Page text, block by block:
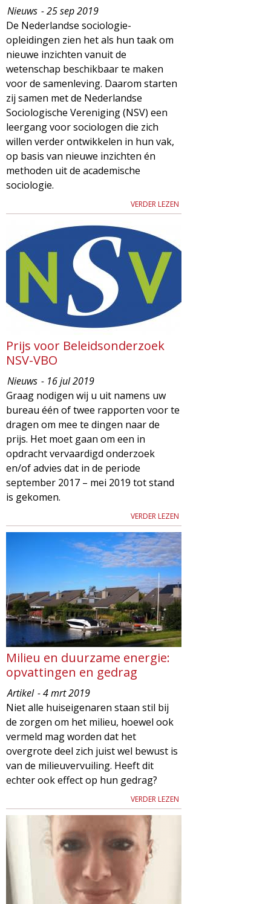
Nieuws - 25 sep 2019
De Nederlandse sociologie-
opleidingen zien het als hun taak om
nieuwe inzichten vanuit de
wetenschap beschikbaar te maken
voor de samenleving. Daarom starten
zij samen met de Nederlandse
Sociologische Vereniging (NSV) een
leergang voor sociologen die zich
willen verder ontwikkelen in hun vak,
op basis van nieuwe inzichten én
methoden uit de academische
sociologie.
VERDER LEZEN
Prijs voor Beleidsonderzoek
NSV-VBO
Nieuws - 16 jul 2019
Graag nodigen wij u uit namens uw
bureau één of twee rapporten voor te
dragen om mee te dingen naar de
prijs. Het moet gaan om een in
opdracht vervaardigd onderzoek
en/of advies dat in de periode
september 2017 – mei 2019 tot stand
is gekomen.
VERDER LEZEN
Milieu en duurzame energie:
opvattingen en gedrag
Artikel - 4 mrt 2019
Niet alle huiseigenaren staan stil bij
de zorgen om het milieu, hoewel ook
vermeld mag worden dat het
overgrote deel zich juist wel bewust is
van de milieuvervuiling. Heeft dit
echter ook effect op hun gedrag?
VERDER LEZEN